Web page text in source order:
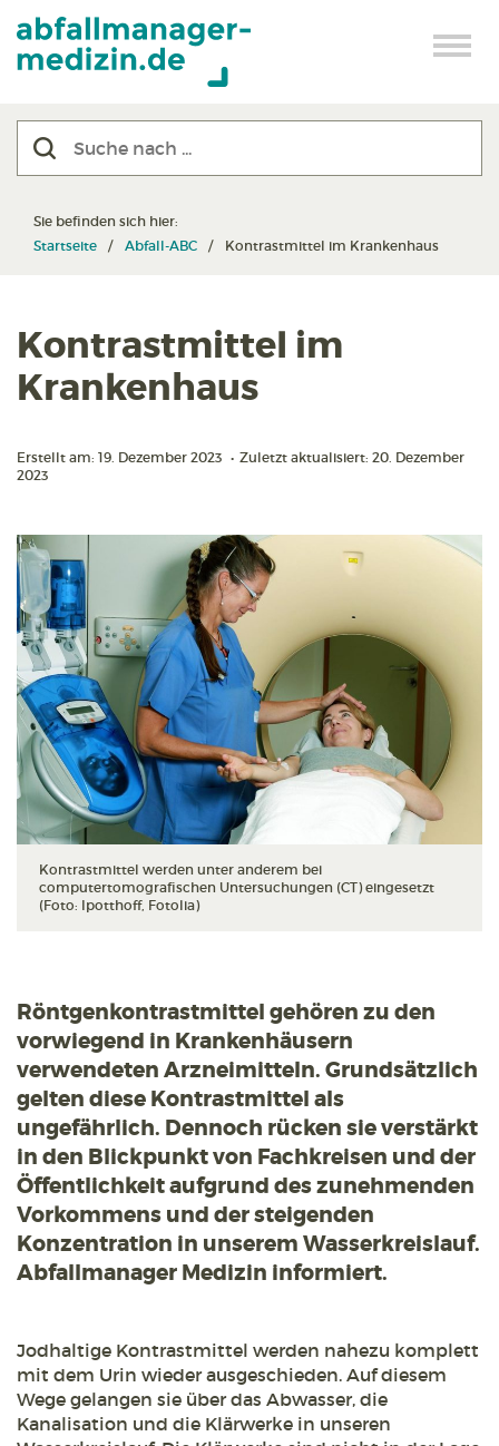
Sie befinden sich hier:
Startseite
Abfall-ABC Kontrastmittel im Krankenhaus
Kontrastmittel im
Krankenhaus
Erstellt am: 19. Dezember 2023 • Zuletzt aktualisiert: 20. Dezember
2023
Kontrastmittel werden unter anderem bei
computertomografischen Untersuchungen (CT) eingesetzt
(Foto: Ipotthoff, Fotolia)
Röntgenkontrastmittel gehören zu den
vorwiegend in Krankenhäusern
verwendeten Arzneimitteln. Grundsätzlich
gelten diese Kontrastmittel als
ungefährlich. Dennoch rücken sie verstärkt
in den Blickpunkt von Fachkreisen und der
Öffentlichkeit aufgrund des zunehmenden
Vorkommens und der steigenden
Konzentration in unserem Wasserkreislauf.
Abfallmanager Medizin informiert.
Jodhaltige Kontrastmittel werden nahezu komplett
mit dem Urin wieder ausgeschieden. Auf diesem
Wege gelangen sie über das Abwasser, die
Kanalisation und die Klärwerke in unseren